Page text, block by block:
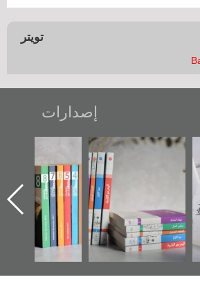
تويتر
إصدارات
تصنيف موضوعي
للوثائق البريطانية
يقدمه «مركز أوال»
في سلسلة من 5
كتب
تصدر حصاد
الساحات 2019